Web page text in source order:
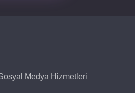
Medya Hizmetleri